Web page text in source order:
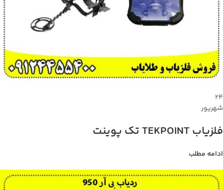
۲۴
شهریور
فلزیاب TEKPOINT تک پوینت
ادامه مطلب